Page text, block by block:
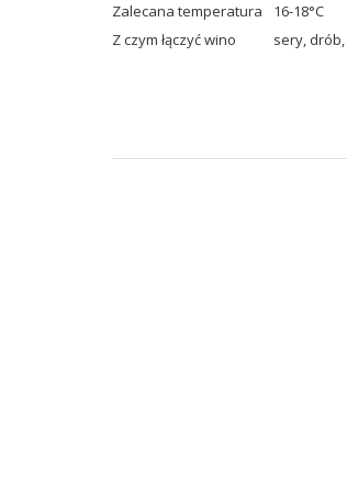
Zalecana temperatura
16-18°C
Z czym łączyć wino
sery, drób,